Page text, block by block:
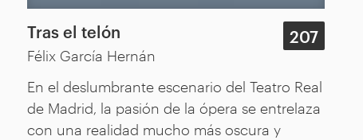
Tras el telón
Félix García Hernán
207
En el deslumbrante escenario del Teatro Real
de Madrid, la pasión de la ópera se entrelaza
con una realidad mucho más oscura y